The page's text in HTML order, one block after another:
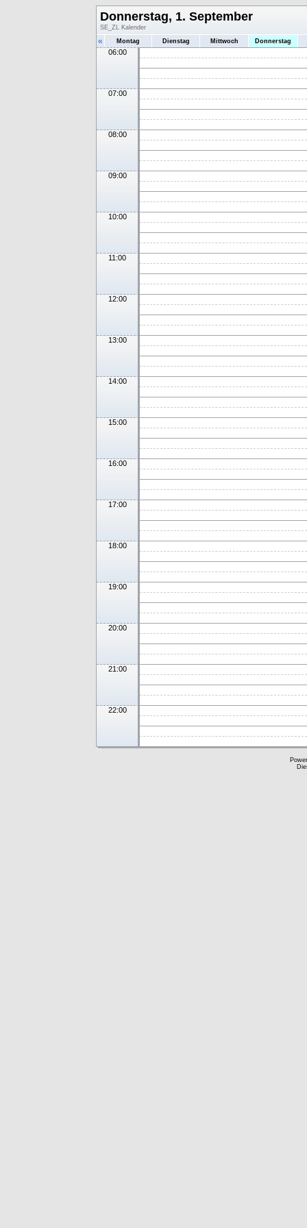
Donnerstag, 1. September
SE_ZL Kalender
« Montag Dienstag Mittwoch Donnerstag
06:00
07:00
08:00
09:00
10:00
11:00
12:00
13:00
14:00
15:00
16:00
17:00
18:00
19:00
20:00
21:00
22:00